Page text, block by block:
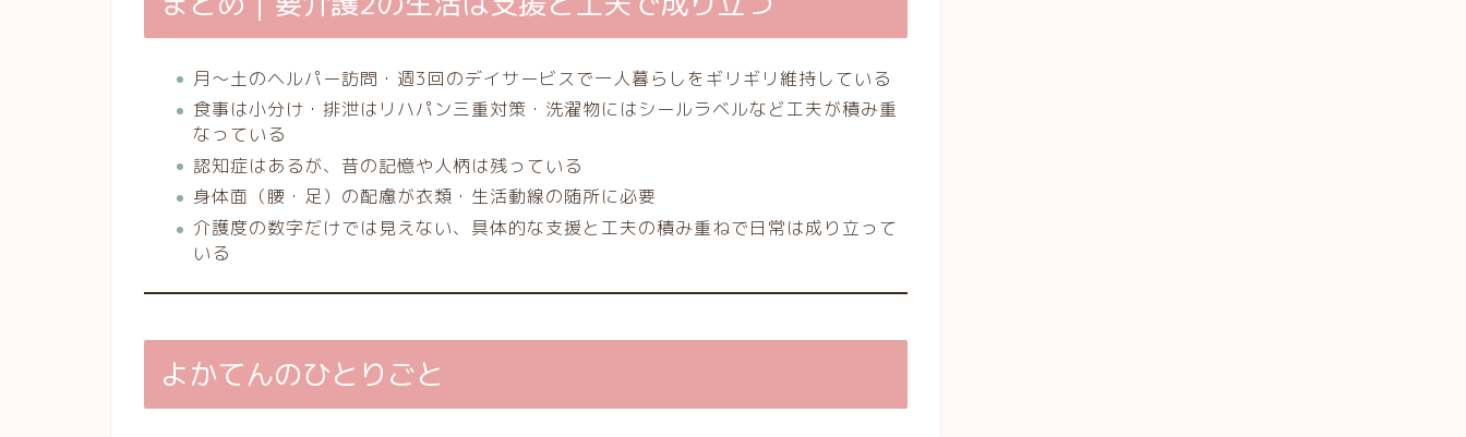
月〜土のヘルパー訪問・週3回のデイサービスで一人暮らしをギリギリ維持している
食事は小分け・排泄はリハパン三重対策・洗濯物にはシールラベルなど工夫が積み重
なっている
認知症はあるが、昔の記憶や人柄は残っている
身体面（腰・足）の配慮が衣類・生活動線の随所に必要
介護度の数字だけでは見えない、具体的な支援と工夫の積み重ねで日常は成り立って
いる
よかてんのひとりごと